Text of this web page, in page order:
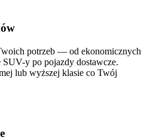
potrzeb — od ekonomicznych
y po pojazdy dostawcze.
lub wyższej klasie co Twój